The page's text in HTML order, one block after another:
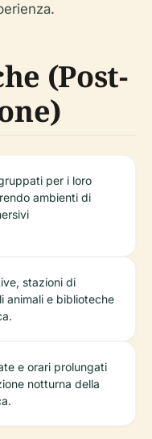
(Post-
per i loro
ambienti di
stazioni di
animali e biblioteche
e orari prolungati
notturna della